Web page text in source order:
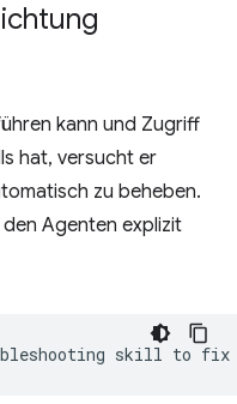
kann und Zugriff
hat, versucht er
zu beheben.
Agenten explizit